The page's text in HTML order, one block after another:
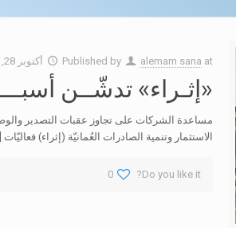
Published by alemam sana at أكتوبر 28, 2019
«إثـراء» تدشّــن
مساعدة الشركات على تجاوز عقبات التصدير
الاستثمار وتنمية الصادرات العُمانيّة (إثراء) فعاليّات
Do you like it?
0